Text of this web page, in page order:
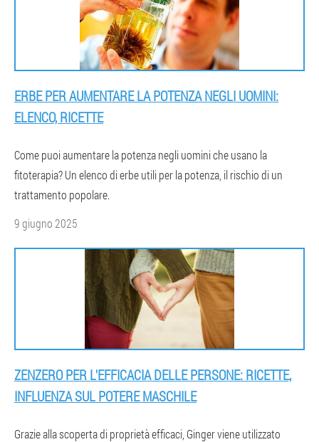
ERBE PER AUMENTARE LA POTENZA NEGLI UOMINI:
ELENCO, RICETTE
Come puoi aumentare la potenza negli uomini che usano la
fitoterapia? Un elenco di erbe utili per la potenza, il rischio di un
trattamento popolare.
9 giugno 2025
ZENZERO PER L'EFFICACIA DELLE PERSONE: RICETTE,
INFLUENZA SUL POTERE MASCHILE
Grazie alla scoperta di proprietà efficaci, Ginger viene utilizzato